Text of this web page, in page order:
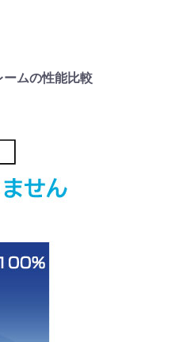
ムの性能比較